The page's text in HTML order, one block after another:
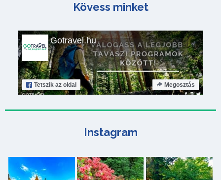
Kövess minket
Gotravel.hu
Tetszik az oldal Megosztás
Instagram